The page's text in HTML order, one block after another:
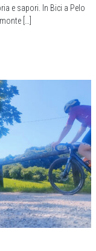
e sapori. In Bici a Pelo
[…]